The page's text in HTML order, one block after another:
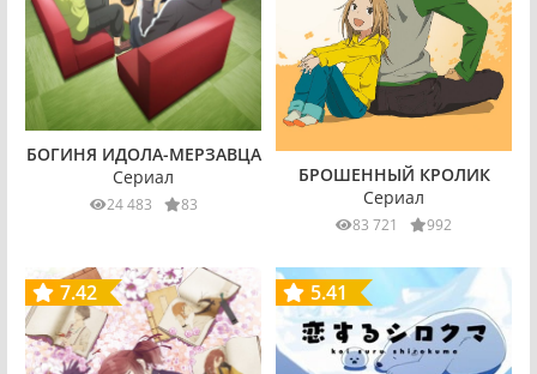
БОГИНЯ ИДОЛА-МЕРЗАВЦА
Сериал
24 483 83
БРОШЕННЫЙ КРОЛИК
Сериал
83 721 992
7.42 5.41